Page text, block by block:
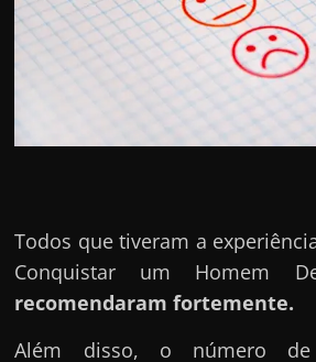
Todos que tiveram a
Conquistar um Homem
recomendaram fortemente.
Além disso, o número de